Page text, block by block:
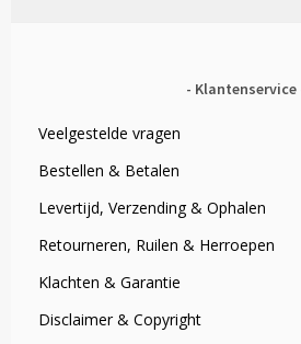
Klantenservice
Veelgestelde vragen
Bestellen & Betalen
Levertijd, Verzending & Ophalen
Retourneren, Ruilen & Herroepen
Klachten & Garantie
Disclaimer & Copyright